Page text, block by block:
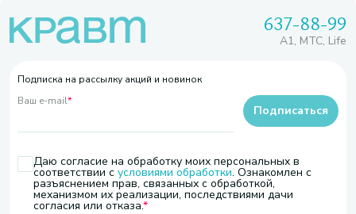
637-88-99
A1, МТС, Life
Подписка на рассылку акций и новинок
Ваш e-mail*
Даю согласие на обработку моих персональных в
соответствии с условиями обработки. Ознакомлен с
разъяснением прав, связанных с обработкой,
механизмом их реализации, последствиями дачи
согласия или отказа.
Подписаться